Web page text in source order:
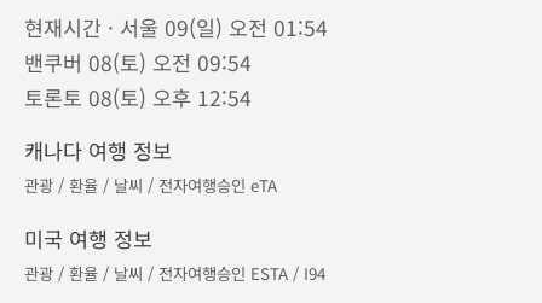
현재시간 · 서울 09(일) 오전 01:54
밴쿠버 08(토) 오전 09:54
토론토 08(토) 오후 12:54
캐나다 여행 정보
관광 / 환율 / 날씨 / 전자여행승인 eTA
미국 여행 정보
관광 / 환율 / 날씨 / 전자여행승인 ESTA / I94